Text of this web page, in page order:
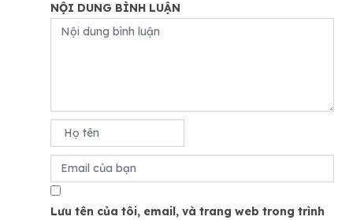
NỘI DUNG BÌNH LUẬN
Lưu tên của tôi, email, và trang web trong trình